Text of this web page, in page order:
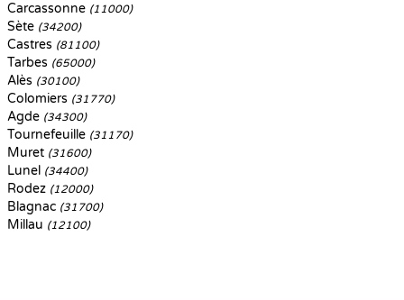
Carcassonne (11000)
Sète (34200)
Castres (81100)
Tarbes (65000)
Alès (30100)
Colomiers (31770)
Agde (34300)
Tournefeuille (31170)
Muret (31600)
Lunel (34400)
Rodez (12000)
Blagnac (31700)
Millau (12100)